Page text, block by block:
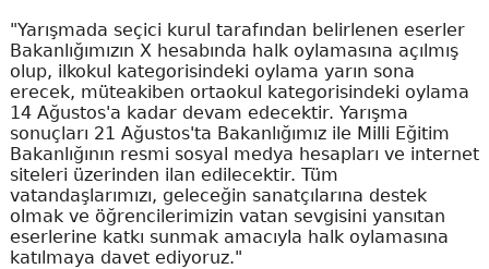
"Yarışmada seçici kurul tarafından belirlenen eserler
Bakanlığımızın X hesabında halk oylamasına açılmış
olup, ilkokul kategorisindeki oylama yarın sona
erecek, müteakiben ortaokul kategorisindeki oylama
14 Ağustos'a kadar devam edecektir. Yarışma
sonuçları 21 Ağustos'ta Bakanlığımız ile Milli Eğitim
Bakanlığının resmi sosyal medya hesapları ve internet
siteleri üzerinden ilan edilecektir. Tüm
vatandaşlarımızı, geleceğin sanatçılarına destek
olmak ve öğrencilerimizin vatan sevgisini yansıtan
eserlerine katkı sunmak amacıyla halk oylamasına
katılmaya davet ediyoruz."